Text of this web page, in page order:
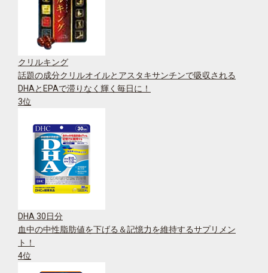
クリルキング
話題の成分クリルオイルとアスタキサンチンで吸収される
DHAとEPAで滞りなく輝く毎日に！
3位
DHA 30日分
血中の中性脂肪値を下げる＆記憶力を維持するサプリメン
ト！
4位